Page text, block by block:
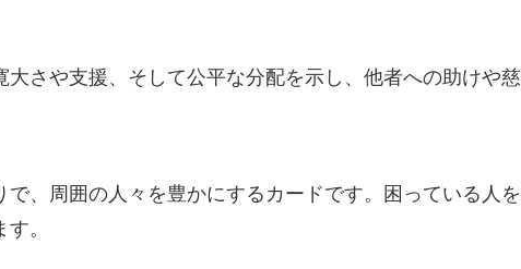
大さや支援、そして公平な分配を示し、他者への助けや
で、周囲の人々を豊かにするカードです。困っている人
。